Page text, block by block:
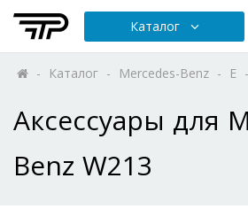
Каталог
- Каталог - Mercedes-Benz - E -
Аксессуары для
Benz W213